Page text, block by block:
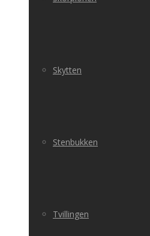
Skytten
Stenbukken
Tvillingen